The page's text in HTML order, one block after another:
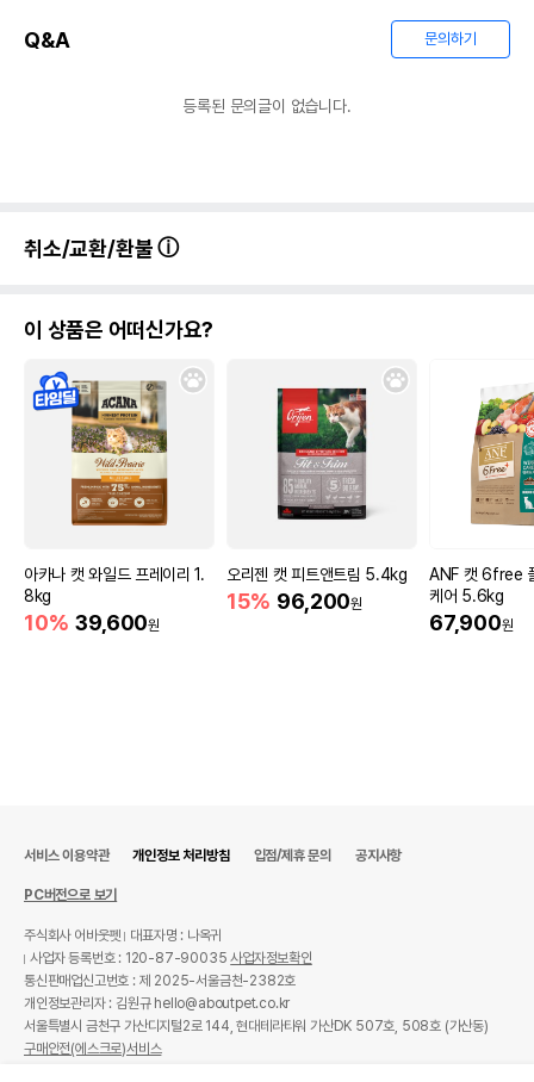
Q&A 문의하기
등록된 문의글이 없습니다.
취소/교환/환불
이 상품은 어떠신가요?
아카나 캣 와일드 프레이리 1.
8kg
10% 39,600원
오리젠 캣 피트앤트림 5.4kg
15% 96,200원
ANF 캣 6free
케어 5.6kg
67,900원
서비스 이용약관 개인정보 처리방침 입점/제휴 문의 공지사항
PC버전으로 보기
주식회사 어바웃펫
대표자명 : 나옥귀
사업자 등록번호 : 120-87-90035사업자정보확인
통신판매업신고번호 : 제 2025-서울금천-2382호
개인정보관리자 : 김원규 hello@aboutpet.co.kr
서울특별시 금천구 가산디지털2로 144, 현대테라타워 가산DK 507호, 508호 (가산동)
구매안전(에스크로)서비스